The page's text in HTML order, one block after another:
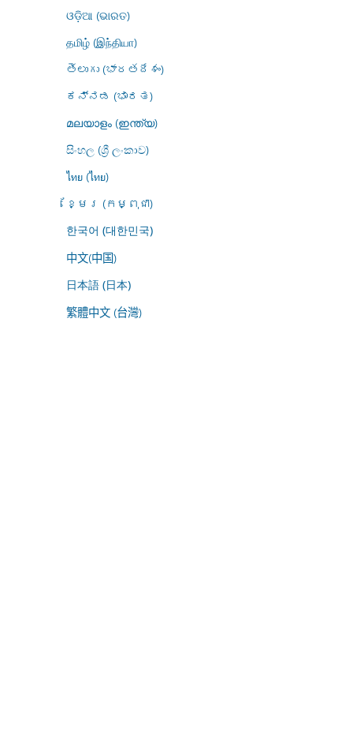
ଓଡ଼ିଆ (ଭାରତ)
தமிழ் (இந்தியா)
తెలుగు (భారతదేశం)
ಕನ್ನಡ (ಭಾರತ)
മലയാളം (ഇന്ത്യ)
සිංහල (ශ්‍රී ලංකාව)
ไทย (ไทย)
ខ្មែរ (កម្ពុជា)
한국어 (대한민국)
中文(中国)
日本語 (日本)
繁體中文 (台灣)